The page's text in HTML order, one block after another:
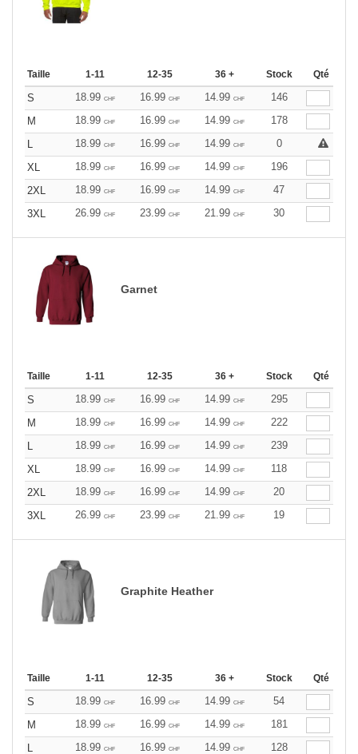
Taille 1-11 12-35 36 + Stock Qté
S 18.99 CHF 16.99 CHF 14.99 CHF
146
M
18.99 CHF 16.99 CHF 14.99 CHF
178
L
18.99 CHF 16.99 CHF 14.99 CHF
0
XL
18.99 CHF 16.99 CHF 14.99 CHF
196
2XL
18.99 CHF 16.99 CHF 14.99 CHF
47
3XL
26.99 CHF 23.99 CHF 21.99 CHF 30
Garnet
Taille 1-11 12-35 36 + Stock Qté
S 18.99 CHF 16.99 CHF 14.99 CHF
295
M
18.99 CHF 16.99 CHF 14.99 CHF
222
L
18.99 CHF 16.99 CHF 14.99 CHF
239
XL
18.99 CHF 16.99 CHF 14.99 CHF
118
2XL
18.99 CHF 16.99 CHF 14.99 CHF
20
3XL
26.99 CHF 23.99 CHF 21.99 CHF 19
Graphite Heather
Taille 1-11 12-35 36 + Stock Qté
S 18.99 CHF 16.99 CHF 14.99 CHF
54
M
18.99 CHF 16.99 CHF 14.99 CHF
181
L
18.99 CHF 16.99 CHF 14.99 CHF 128